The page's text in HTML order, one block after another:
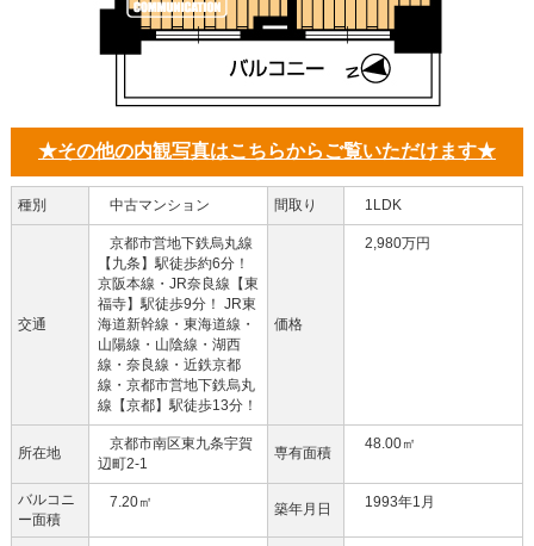
★その他の内観写真はこちらからご覧いただけます★
種別 中古マンション 間取り 1LDK
交通
京都市営地下鉄烏丸線
【九条】駅徒歩約6分！
京阪本線・JR奈良線【東
福寺】駅徒歩9分！ JR東
海道新幹線・東海道線・
山陽線・山陰線・湖西
線・奈良線・近鉄京都
線・京都市営地下鉄烏丸
線【京都】駅徒歩13分！
価格
2,980万円
所在地
京都市南区東九条宇賀
辺町2-1
専有面積
48.00㎡
バルコニ
ー面積
7.20㎡ 築年月日 1993年1月